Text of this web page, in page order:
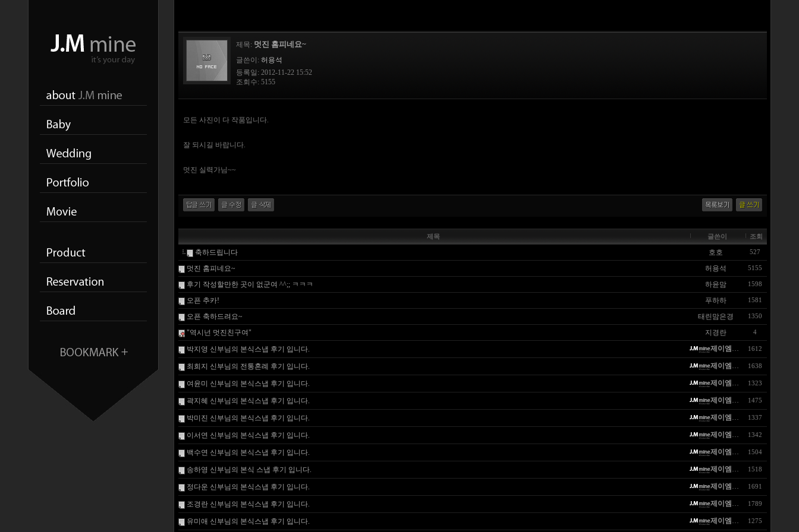
제목: 멋진 홈피네요~
글쓴이: 허용석
등록일: 2012-11-22 15:52
조회수: 5155
모든 사진이 다 작품입니다.
잘 되시길 바랍니다.
멋진 실력가님~~
제목 글쓴이 조회
축하드립니다 호호 527
멋진 홈피네요~ 허용석 5155
후기 작성할만한 곳이 없군여 ^^;; ㅋㅋㅋ 하윤맘 1598
오픈 추카! 푸하하 1581
오픈 축하드려요~ 태린맘은경 1350
"역시넌 멋진친구여" 지경란 4
박지영 신부님의 본식스냅 후기 입니다. 제이엠마인 1612
최희지 신부님의 전통혼례 후기 입니다. 제이엠마인 1638
여윤미 신부님의 본식스냅 후기 입니다. 제이엠마인 1323
곽지혜 신부님의 본식스냅 후기 입니다. 제이엠마인 1475
박미진 신부님의 본식스냅 후기 입니다. 제이엠마인 1337
이서연 신부님의 본식스냅 후기 입니다. 제이엠마인 1342
백수연 신부님의 본식스냅 후기 입니다. 제이엠마인 1504
송하영 신부님의 본식 스냅 후기 입니다. 제이엠마인 1518
정다운 신부님의 본식스냅 후기 입니다. 제이엠마인 1691
조경란 신부님의 본식스냅 후기 입니다. 제이엠마인 1789
유미애 신부님의 본식스냅 후기 입니다. 제이엠마인 1275